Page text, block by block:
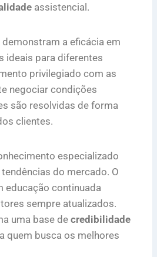
assistencial.
a eficácia em
ideais para diferentes
privilegiado com as
negociar condições
são resolvidas de forma
clientes.
especializado
do mercado. O
continuada
sempre atualizados.
uma base de credibilidade
quem busca os melhores